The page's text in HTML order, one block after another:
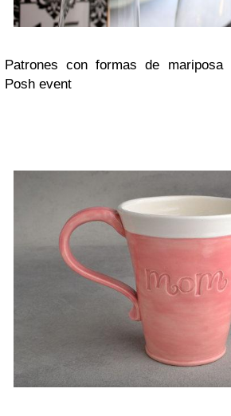
Patrones con formas de
Posh event